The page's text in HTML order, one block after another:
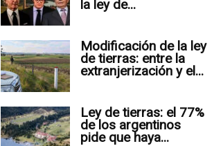
la ley de...
Modificación de la ley
de tierras: entre la
extranjerización y el...
Ley de tierras: el 77%
de los argentinos
pide que haya...